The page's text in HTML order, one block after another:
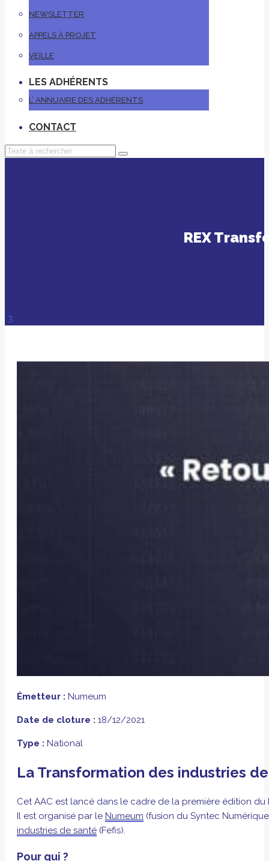
NEWSLETTER
APPELS À PROJET
VEILLE
LES ADHÉRENTS
L’ ANNUAIRE DES ADHÉRENTS
CONTACT
REX
Émetteur : Numeum
Date de cloture : 18/12/2021
Type : National
La Transformation des industries
Cet AAC est lancé dans le cadre de la première édition
Il est organisé par le Numeum (fusion du Syntec
industries de santé (Fefis).
Pour qui ?